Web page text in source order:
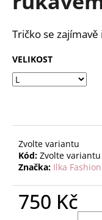
hvězdiček.
Tričko se
VELIKOST
Zvolte variantu
Kód: Zvolte variantu
Značka: Ilka Fashion
750 Kč
j
e
m
e